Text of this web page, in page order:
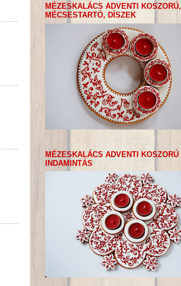
MÉZESKALÁCS ADVENTI KOSZORÚ,
MÉCSESTARTÓ, DÍSZEK
MÉZESKALÁCS ADVENTI KOSZORÚ
INDAMINTÁS